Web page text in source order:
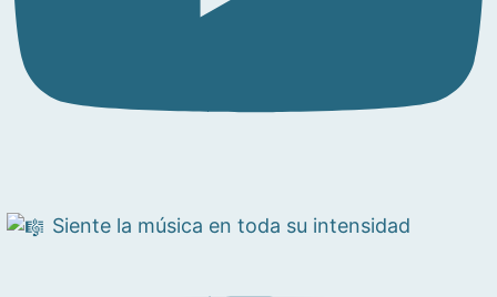
Siente la música en toda su intensidad